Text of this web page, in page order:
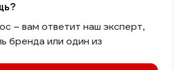
– вам ответит наш эксперт,
бренда или один из